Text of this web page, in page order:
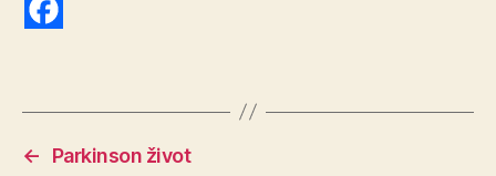
←
Parkinson život